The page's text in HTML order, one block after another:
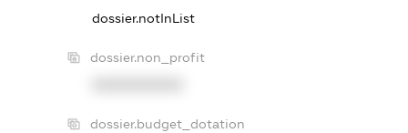
dossier.notInList
dossier.non_profit
dossier.budget_dotation